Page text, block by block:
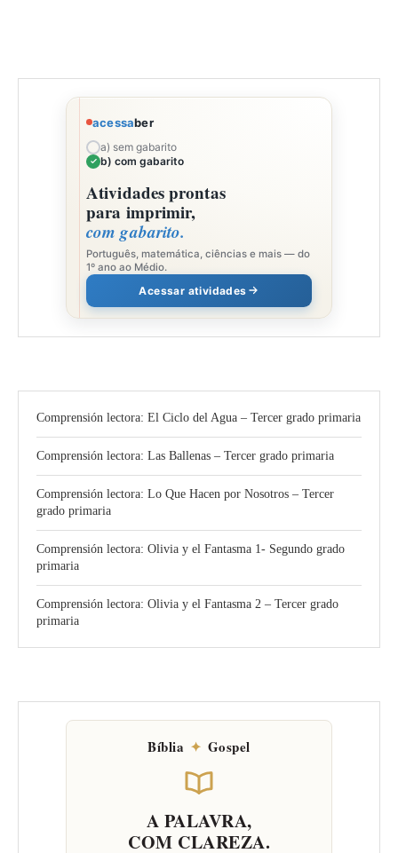
acessaber
a) sem gabarito
b) com gabarito
Atividades prontas
para imprimir,
com gabarito.
Português, matemática, ciências e mais — do
1º ano ao Médio.
Acessar atividades
Comprensión lectora: El Ciclo del Agua – Tercer grado primaria
Comprensión lectora: Las Ballenas – Tercer grado primaria
Comprensión lectora: Lo Que Hacen por Nosotros – Tercer
grado primaria
Comprensión lectora: Olivia y el Fantasma 1- Segundo grado
primaria
Comprensión lectora: Olivia y el Fantasma 2 – Tercer grado
primaria
Bíblia ✦ Gospel
A PALAVRA,
COM CLAREZA.